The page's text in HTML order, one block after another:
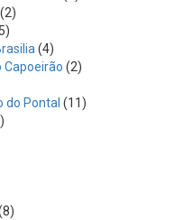
(2)
(4)
Capoeirão (2)
do Pontal (11)